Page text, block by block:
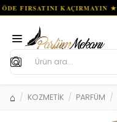
Ara
KOZMETİK PARFÜM